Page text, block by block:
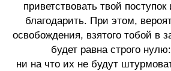
приветствовать твой
благодарить. При этом,
освобождения, взятого тобой в
будет равна строго
ни на что их не будут